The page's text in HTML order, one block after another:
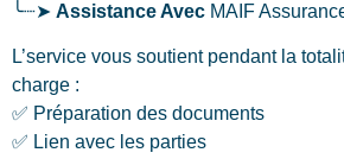
╰┈➤ Assistance Avec MAIF
L’service vous soutient pendant la
charge :
✅ Préparation des documents
✅ Lien avec les parties